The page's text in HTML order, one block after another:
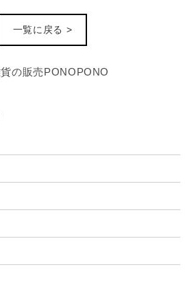
一覧に戻る >
の販売PONOPONO